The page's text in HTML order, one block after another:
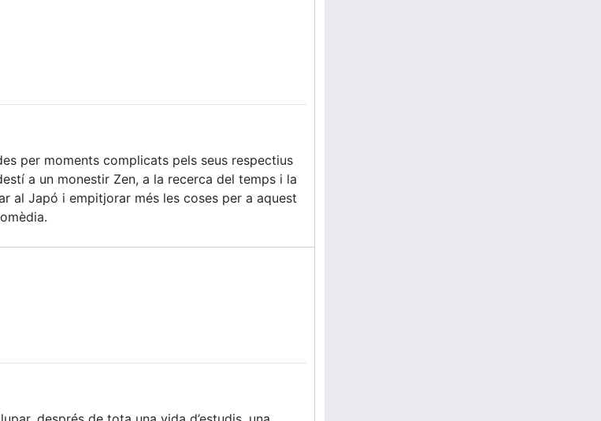
per moments complicats pels seus respectius
a un monestir Zen, a la recerca del temps i la
al Japó i empitjorar més les coses per a aquest